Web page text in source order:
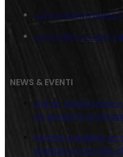
Juta variante Bacio
Juta Fujiko e Lupin
NEWS & EVENTI
Come trasformare
un progetto
Perché scegliere
stampa o una tela